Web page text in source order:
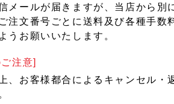
メールが届きますが、当店から
注文番号ごとに送料及び各種手
うお願いいたします。
注意]
、お客様都合によるキャンセル